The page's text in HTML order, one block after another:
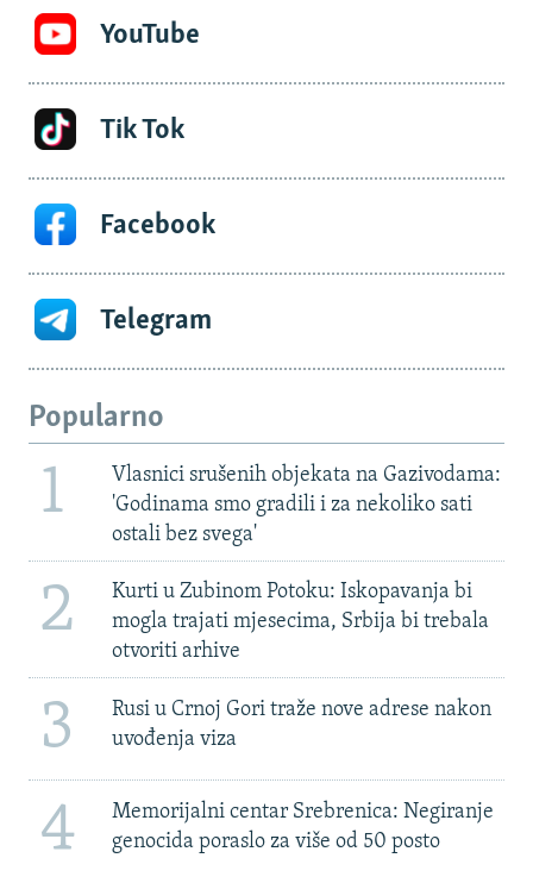
YouTube
Tik Tok
Facebook
Telegram
Popularno
1
Vlasnici srušenih objekata na Gazivodama:
'Godinama smo gradili i za nekoliko sati
ostali bez svega'
2
Kurti u Zubinom Potoku: Iskopavanja bi
mogla trajati mjesecima, Srbija bi trebala
otvoriti arhive
3
Rusi u Crnoj Gori traže nove adrese nakon
uvođenja viza
4
Memorijalni centar Srebrenica: Negiranje
genocida poraslo za više od 50 posto